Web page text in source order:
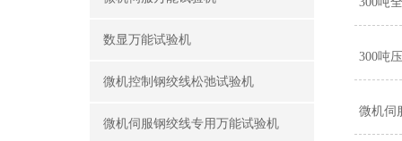
数显万能试验机
微机控制钢绞线松弛试验机
微机伺服钢绞线专用万能试验机
300吨
微机伺